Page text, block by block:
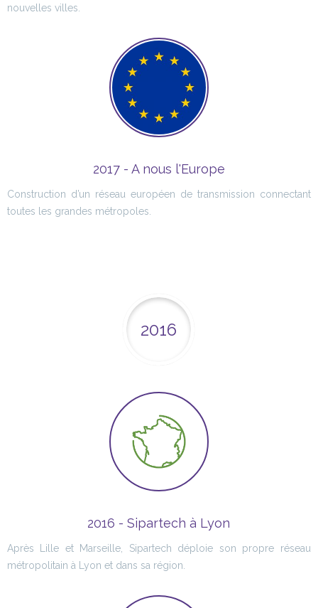
nouvelles villes.
2017 - A nous l'Europe
Construction d’un réseau européen de transmission connectant
toutes les grandes métropoles.
2016
2016 - Sipartech à Lyon
Après Lille et Marseille, Sipartech déploie son propre réseau
métropolitain à Lyon et dans sa région.